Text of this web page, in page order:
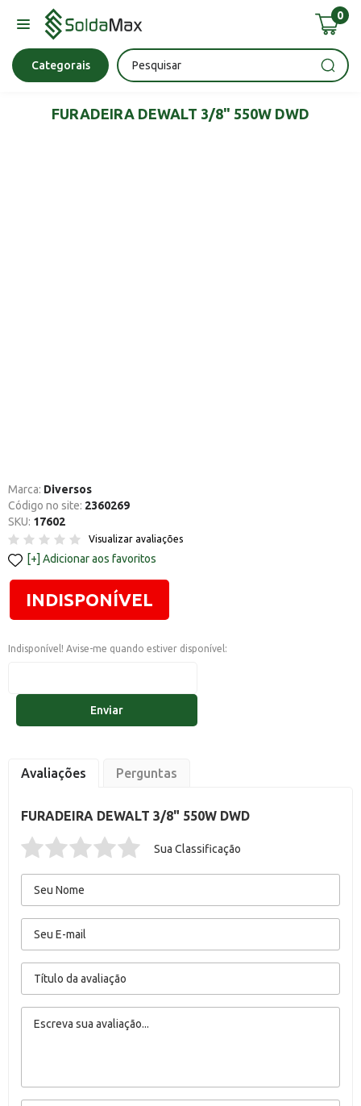
0
Categorais
Bateria Chave Impacto Esmerilhadeira
FURADEIRA DEWALT 3/8" 550W DWD
Marca: Diversos
Código no site: 2360269
SKU: 17602
Visualizar avaliações
Adicionar aos favoritos
INDISPONÍVEL
Indisponível! Avise-me quando estiver disponível:
Enviar
Avaliações Perguntas
FURADEIRA DEWALT 3/8" 550W DWD
Sua Classificação